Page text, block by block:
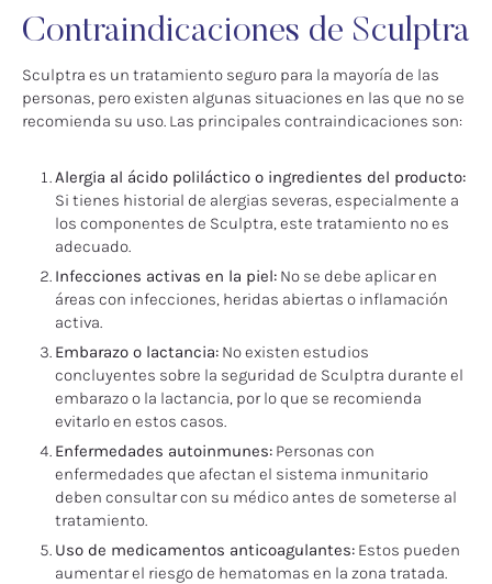
Contraindicaciones de Sculptra
Sculptra es un tratamiento seguro para la mayoría de las
personas, pero existen algunas situaciones en las que no se
recomienda su uso. Las principales contraindicaciones son:
Alergia al ácido poliláctico o ingredientes del producto:
Si tienes historial de alergias severas, especialmente a
los componentes de Sculptra, este tratamiento no es
adecuado.
Infecciones activas en la piel: No se debe aplicar en
áreas con infecciones, heridas abiertas o inflamación
activa.
Embarazo o lactancia: No existen estudios
concluyentes sobre la seguridad de Sculptra durante el
embarazo o la lactancia, por lo que se recomienda
evitarlo en estos casos.
Enfermedades autoinmunes: Personas con
enfermedades que afectan el sistema inmunitario
deben consultar con su médico antes de someterse al
tratamiento.
Uso de medicamentos anticoagulantes: Estos pueden
aumentar el riesgo de hematomas en la zona tratada.